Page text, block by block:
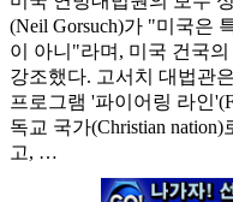
(Neil Gorsuch)가 "미국은
이 아니"라며, 미국 건국
강조했다. 고서치 대법관
프로그램 '파이어링 라인
독교 국가(Christian
고, …